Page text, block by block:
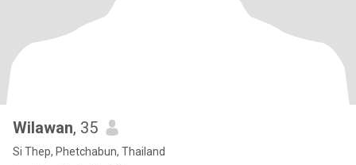
Wilawan, 35
Si Thep, Phetchabun, Thailand